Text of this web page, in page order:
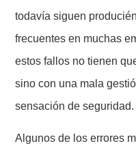
todavía siguen
frecuentes en muchas
estos fallos no tienen
sino con una mala
sensación de seguridad.
Algunos de los errores